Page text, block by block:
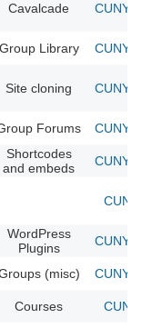
Cavalcade CUNY
Group Library CUNY
Site cloning CUNY
Forums CUNY
Shortcodes
and embeds
CUNY
WordPress
Plugins
CUNY
(misc) CUNY
Courses